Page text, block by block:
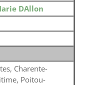
DAllon
Charente-
Poitou-